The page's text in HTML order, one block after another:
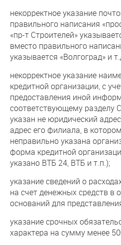
некорректное указание
правильного написания
«пр-т Строителей»
вместо правильного
указывается «Волгоград» и
некорректное указание
кредитной организации, с
предоставления иной
соответствующему разделу
указан не юридический
адрес его филиала, в
неправильно указана
форма кредитной
указано ВТБ 24, ВТБ и т.п.);
указание сведений о
на счет денежных средств в
оснований для
указание срочных
характера на сумму менее